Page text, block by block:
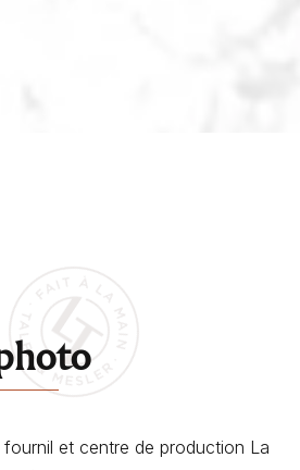
et centre de production La